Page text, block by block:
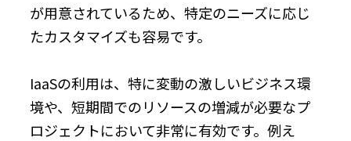
が用意されているため、特定のニーズに応じ
たカスタマイズも容易です。
IaaSの利用は、特に変動の激しいビジネス環
境や、短期間でのリソースの増減が必要なプ
ロジェクトにおいて非常に有効です。例え